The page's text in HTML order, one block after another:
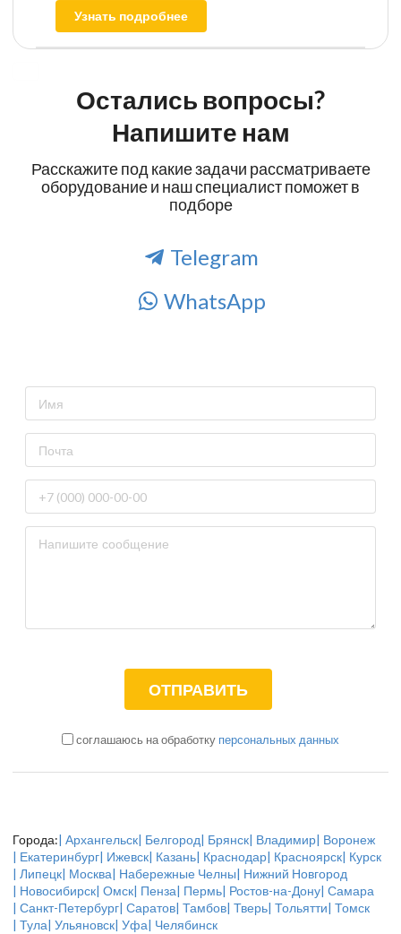
Узнать подробнее
Остались вопросы?
Напишите нам
Расскажите под какие задачи рассматриваете
оборудование и наш специалист поможет в
подборе
Telegram
WhatsApp
соглашаюсь на обработку персональных данных
Города:| Архангельск| Белгород| Брянск| Владимир| Воронеж
| Екатеринбург| Ижевск| Казань| Краснодар| Красноярск| Курск
| Липецк| Москва| Набережные Челны| Нижний Новгород
| Новосибирск| Омск| Пенза| Пермь| Ростов-на-Дону| Самара
| Санкт-Петербург| Саратов| Тамбов| Тверь| Тольятти| Томск
| Тула| Ульяновск| Уфа| Челябинск